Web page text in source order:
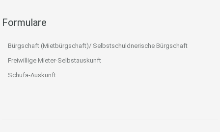
Formulare
Bürgschaft (Mietbürgschaft)/ Selbstschuldnerische Bürgschaft
Freiwillige Mieter-Selbstauskunft
Schufa-Auskunft